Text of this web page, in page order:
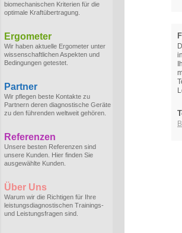
biomechanischen Kriterien für die
optimale Kraftübertragung.
Ergometer
Wir haben aktuelle Ergometer unter
wissenschaftlichen Aspekten und
Bedingungen getestet.
Partner
Wir pflegen beste Kontakte zu
Partnern deren diagnostische Geräte
zu den führenden weltweit gehören.
Referenzen
Unsere besten Referenzen sind
unsere Kunden. Hier finden Sie
ausgewählte Kunden.
Über Uns
Warum wir die Richtigen für Ihre
leistungsdiagnostischen Trainings-
und Leistungsfragen sind.